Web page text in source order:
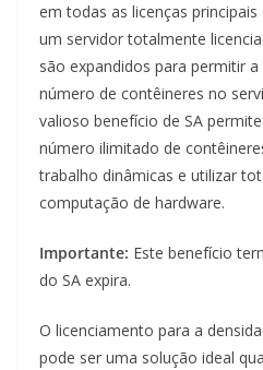
em todas as licenças
um servidor totalmente
são expandidos para permitir
número de contêineres no
valioso benefício de SA
número ilimitado de
trabalho dinâmicas e utilizar
computação de hardware.
Importante: Este benefício
do SA expira.
O licenciamento para a
pode ser uma solução ideal